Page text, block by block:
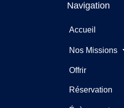
Navigation
Accueil
Nos Missions
Offrir
Réservation